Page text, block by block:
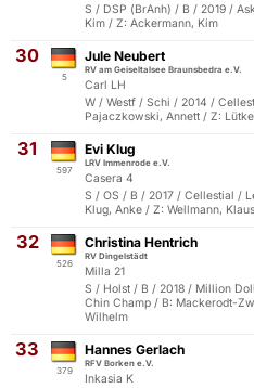
S / DSP (BrAnh) / B / 2019 /
Kim / Z: Ackermann, Kim
30
5
Jule Neubert
RV am Geiseltalsee Braunsbedra e.V.
Carl LH
W / Westf / Schi / 2014 /
Pajaczkowski, Annett / Z:
31
597
Evi Klug
LRV Immenrode e.V.
Casera 4
S / OS / B / 2017 / Cellestial /
Klug, Anke / Z: Wellmann,
32
526
Christina Hentrich
RV Dingelstädt
Milla 21
S / Holst / B / 2018 / Million
Chin Champ / B: Mackerodt-
Wilhelm
33
379
Hannes Gerlach
RFV Borken e.V.
Inkasia K